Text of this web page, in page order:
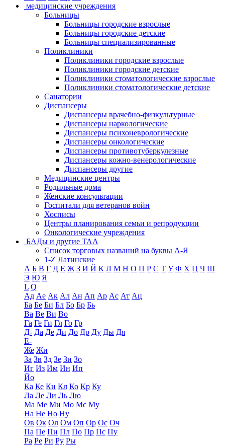
медицинские учреждения
Больницы
Больницы городские взрослые
Больницы городские детские
Больницы специализированные
Поликлиники
Поликлиники городские взрослые
Поликлиники городские детские
Поликлиники стоматологические взрослые
Поликлиники стоматологические детские
Санатории
Диспансеры
Диспансеры врачебно-физкультурные
Диспансеры наркологические
Диспансеры психоневрологические
Диспансеры онкологические
Диспансеры противотуберкулезные
Диспансеры кожно-венерологические
Диспансеры другие
Медицинские центры
Родильные дома
Женские консультации
Госпитали для ветеранов войн
Хосписы
Центры планирования семьи и репродукции
Онкологические учреждения
БАДы и другие ТАА
Список торговых названий на буквы А-Я
1-Z Латинские
А Б В Г Д Е Ж З И Й К Л М Н О П Р С Т У Ф Х Ц Ч Ш
Э Ю Я
L Q
Ад Ае Ак Ал Ан Ап Ар Ас Ат Ац
Ба Бе Би Бл Бо Бр Бь
Ва Ве Ви Во
Га Ге Ги Гл Го Гр
Д- Да Де Ди До Др Ду Ды Дя
Е-
Же Жи
За Зв Зд Зе Зи Зо
Иг Из Им Ин Ип
Йо
Ка Ке Ки Кл Ко Кр Ку
Ла Ле Ли Ль Лю
Ма Ме Ми Мо Мс Му
На Не Но Ну
Ов Ок Ол Ом Оп Ор Ос Оч
Па Пе Пи Пл По Пр Пс Пу
Ра Ре Ри Ру Ры